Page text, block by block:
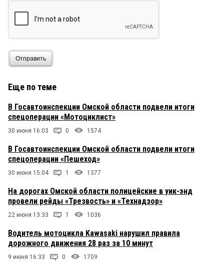
Отправить
Еще по теме
В Госавтоинспекции Омской области подвели итоги
спецоперации «Мотоциклист»
30 июня 16:03 0 1574
В Госавтоинспекции Омской области подвели итоги
спецоперации «Пешеход»
30 июня 15:04 1 1377
На дорогах Омской области полицейские в уик-энд
провели рейды «Трезвость» и «Технадзор»
22 июня 13:33 1 1036
Водитель мотоцикла Kawasaki нарушил правила
дорожного движения 28 раз за 10 минут
9 июня 16:33 0 1709